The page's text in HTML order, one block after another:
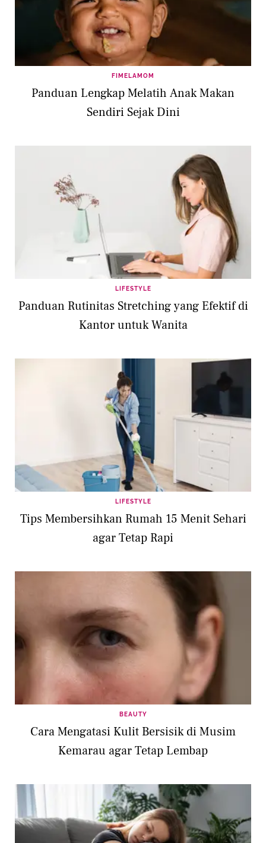
FIMELAMOM
Panduan Lengkap Melatih Anak Makan
Sendiri Sejak Dini
LIFESTYLE
Panduan Rutinitas Stretching yang Efektif di
Kantor untuk Wanita
LIFESTYLE
Tips Membersihkan Rumah 15 Menit Sehari
agar Tetap Rapi
BEAUTY
Cara Mengatasi Kulit Bersisik di Musim
Kemarau agar Tetap Lembap